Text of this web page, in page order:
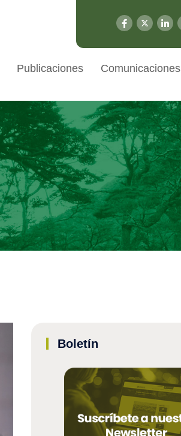
Publicaciones Comunicaciones
Boletín